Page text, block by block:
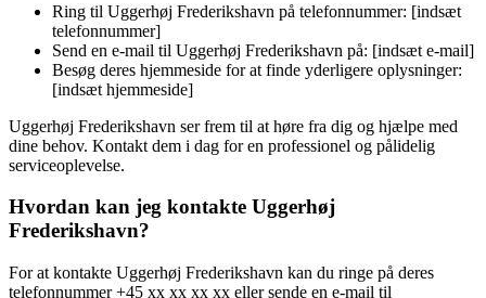
Ring til Uggerhøj Frederikshavn på telefonnummer: [indsæt
telefonnummer]
Send en e-mail til Uggerhøj Frederikshavn på: [indsæt e-mail]
Besøg deres hjemmeside for at finde yderligere oplysninger:
[indsæt hjemmeside]
Uggerhøj Frederikshavn ser frem til at høre fra dig og hjælpe med
dine behov. Kontakt dem i dag for en professionel og pålidelig
serviceoplevelse.
Hvordan kan jeg kontakte Uggerhøj
Frederikshavn?
For at kontakte Uggerhøj Frederikshavn kan du ringe på deres
telefonnummer +45 xx xx xx xx eller sende en e-mail til